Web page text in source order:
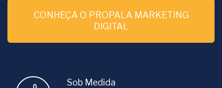
CONHEÇA O PROPALA MARKETING
DIGITAL
Sob Medida